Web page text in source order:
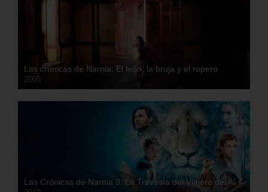
Las crónicas de Narnia: El león, la bruja y el ropero
2005
HD
Las Crónicas de Narnia 3: La Travesía del Viajero del Alba